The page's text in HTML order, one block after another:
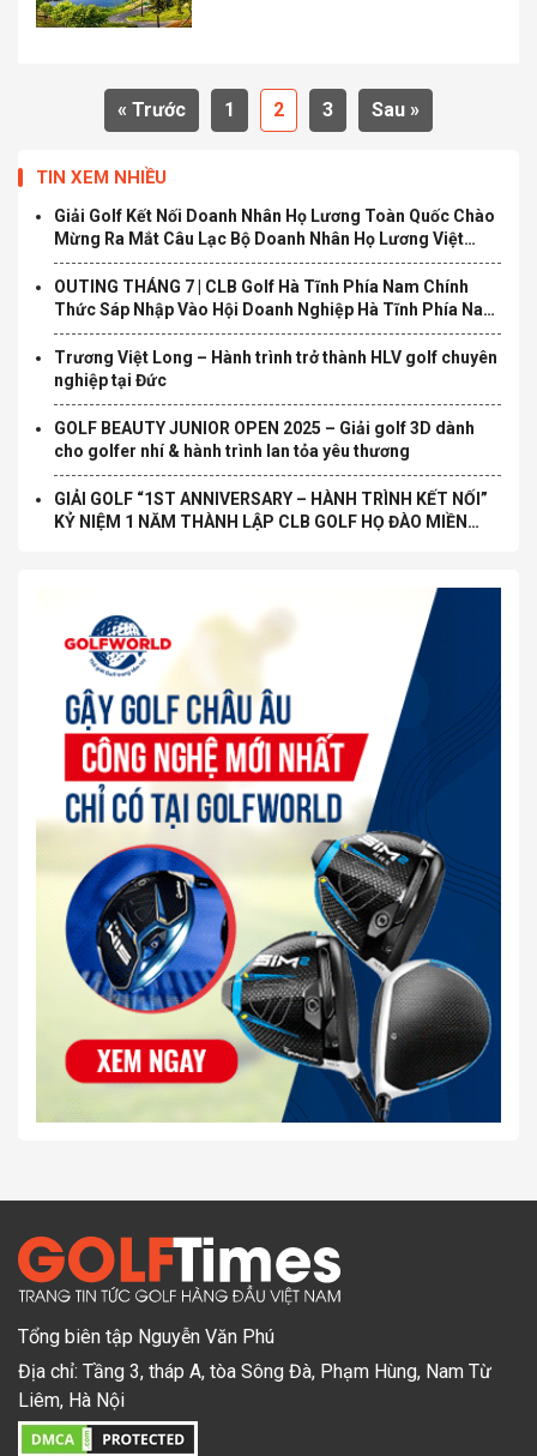
« Trước 1 2 3 Sau »
TIN XEM NHIỀU
Giải Golf Kết Nối Doanh Nhân Họ Lương Toàn Quốc Chào
Mừng Ra Mắt Câu Lạc Bộ Doanh Nhân Họ Lương Việt
Nam Chính Thức Khởi Tranh
OUTING THÁNG 7 | CLB Golf Hà Tĩnh Phía Nam Chính
Thức Sáp Nhập Vào Hội Doanh Nghiệp Hà Tĩnh Phía Nam
và Ra Mắt Ban Chấp Hành Nhiệm Kỳ Mới
Trương Việt Long – Hành trình trở thành HLV golf chuyên
nghiệp tại Đức
GOLF BEAUTY JUNIOR OPEN 2025 – Giải golf 3D dành
cho golfer nhí & hành trình lan tỏa yêu thương
GIẢI GOLF “1ST ANNIVERSARY – HÀNH TRÌNH KẾT NỐI”
KỶ NIỆM 1 NĂM THÀNH LẬP CLB GOLF HỌ ĐÀO MIỀN
Tổng biên tập Nguyễn Văn Phú
Địa chỉ: Tầng 3, tháp A, tòa Sông Đà, Phạm Hùng, Nam Từ
Liêm, Hà Nội